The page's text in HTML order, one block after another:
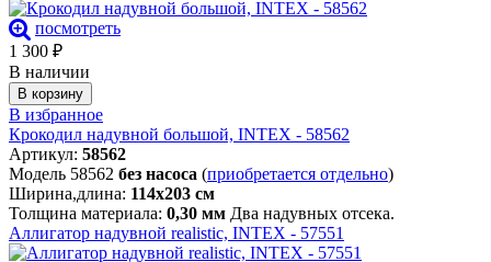
посмотреть
1 300 ₽
В наличии
В корзину
В избранное
Крокодил надувной большой, INTEX - 58562
Артикул: 58562
Модель 58562 без насоса (приобретается отдельно)
Ширина,длина: 114х203 см
Толщина материала: 0,30 мм Два надувных отсека.
Аллигатор надувной realistic, INTEX - 57551